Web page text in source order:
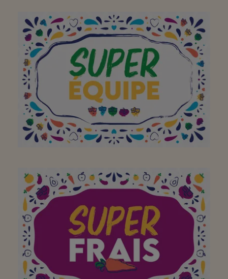
Merci d'être là depuis
mon enfance ! 💜
Merci pour votre
gentillesse